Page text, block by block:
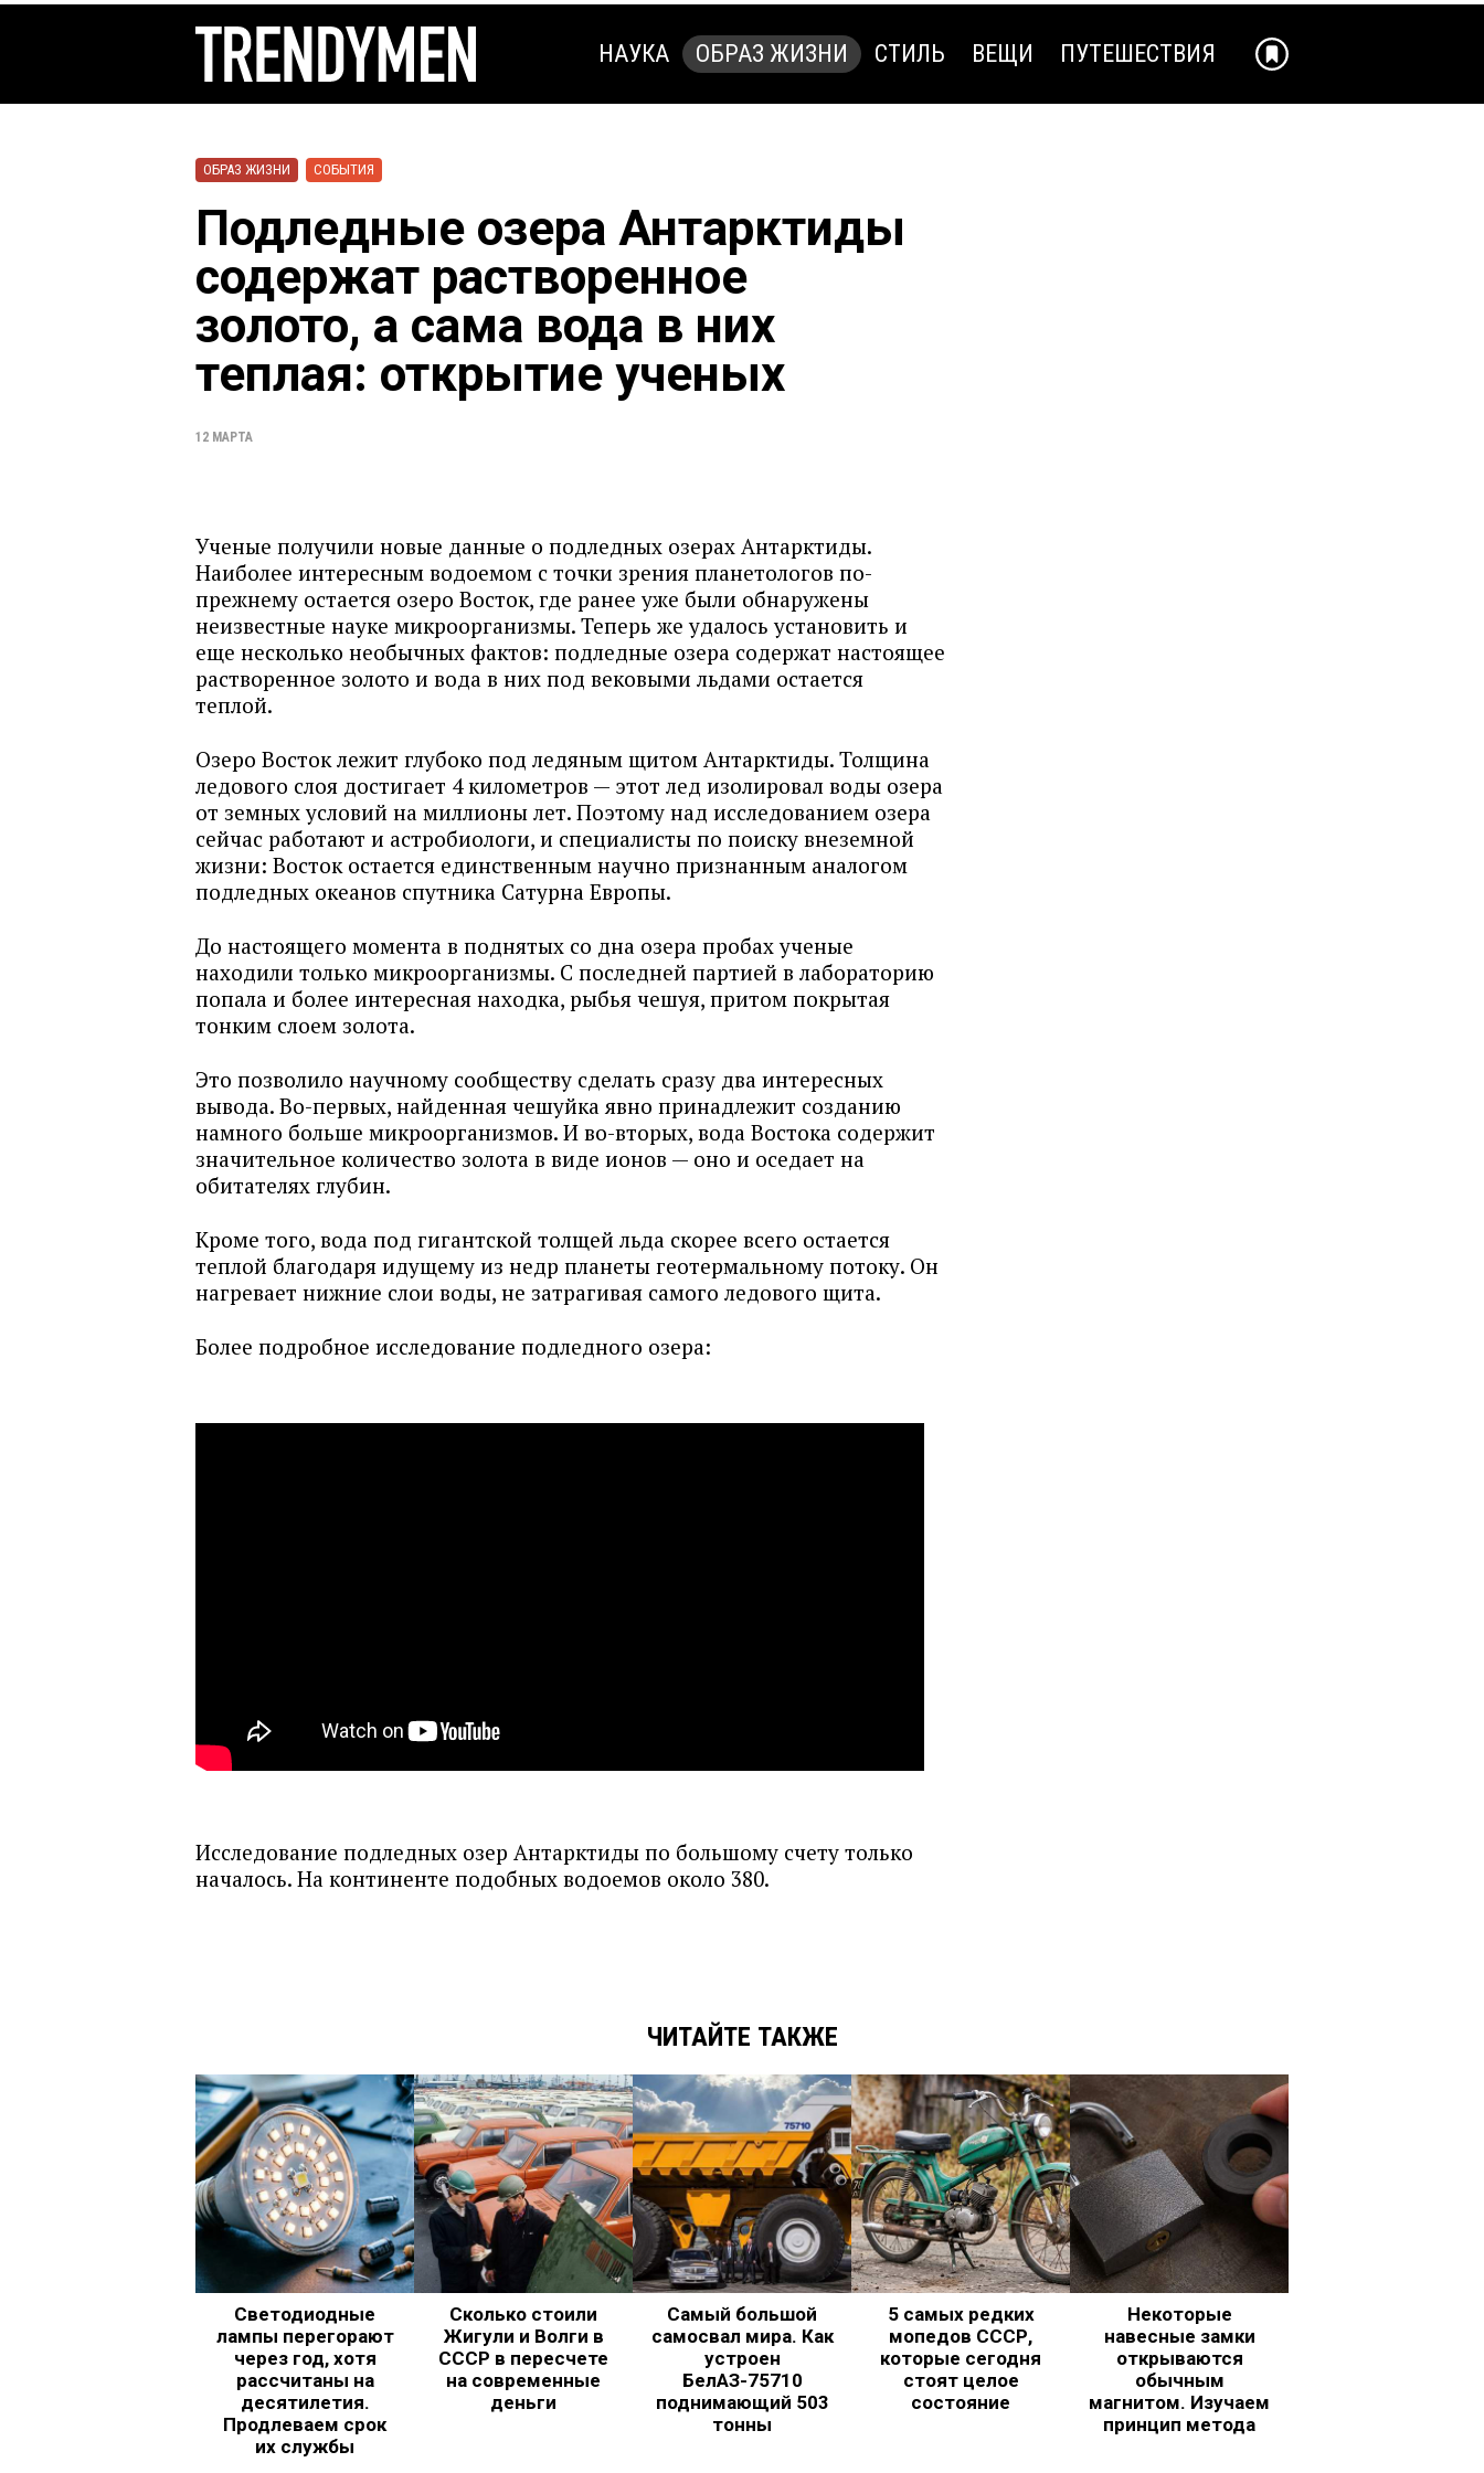
НАУКА ОБРАЗ ЖИЗНИ СТИЛЬ ВЕЩИ ПУТЕШЕСТВИЯ
ОБРАЗ ЖИЗНИ СОБЫТИЯ
Подледные озера Антарктиды
содержат растворенное
золото, а сама вода в них
теплая: открытие ученых
12 МАРТА
Ученые получили новые данные о подледных озерах Антарктиды.
Наиболее интересным водоемом с точки зрения планетологов по-
прежнему остается озеро Восток, где ранее уже были обнаружены
неизвестные науке микроорганизмы. Теперь же удалось установить и
еще несколько необычных фактов: подледные озера содержат настоящее
растворенное золото и вода в них под вековыми льдами остается
теплой.
Озеро Восток лежит глубоко под ледяным щитом Антарктиды. Толщина
ледового слоя достигает 4 километров — этот лед изолировал воды озера
от земных условий на миллионы лет. Поэтому над исследованием озера
сейчас работают и астробиологи, и специалисты по поиску внеземной
жизни: Восток остается единственным научно признанным аналогом
подледных океанов спутника Сатурна Европы.
До настоящего момента в поднятых со дна озера пробах ученые
находили только микроорганизмы. С последней партией в лабораторию
попала и более интересная находка, рыбья чешуя, притом покрытая
тонким слоем золота.
Это позволило научному сообществу сделать сразу два интересных
вывода. Во-первых, найденная чешуйка явно принадлежит созданию
намного больше микроорганизмов. И во-вторых, вода Востока содержит
значительное количество золота в виде ионов — оно и оседает на
обитателях глубин.
Кроме того, вода под гигантской толщей льда скорее всего остается
теплой благодаря идущему из недр планеты геотермальному потоку. Он
нагревает нижние слои воды, не затрагивая самого ледового щита.
Более подробное исследование подледного озера:
Исследование подледных озер Антарктиды по большому счету только
началось. На континенте подобных водоемов около 380.
ЧИТАЙТЕ ТАКЖЕ
Светодиодные
лампы перегорают
через год, хотя
рассчитаны на
десятилетия.
Продлеваем срок
их службы
Сколько стоили
Жигули и Волги в
СССР в пересчете
на современные
деньги
Самый большой
самосвал мира. Как
устроен
БелАЗ-75710
поднимающий 503
тонны
5 самых редких
мопедов СССР,
которые сегодня
стоят целое
состояние
Некоторые
навесные замки
открываются
обычным
магнитом. Изучаем
принцип метода